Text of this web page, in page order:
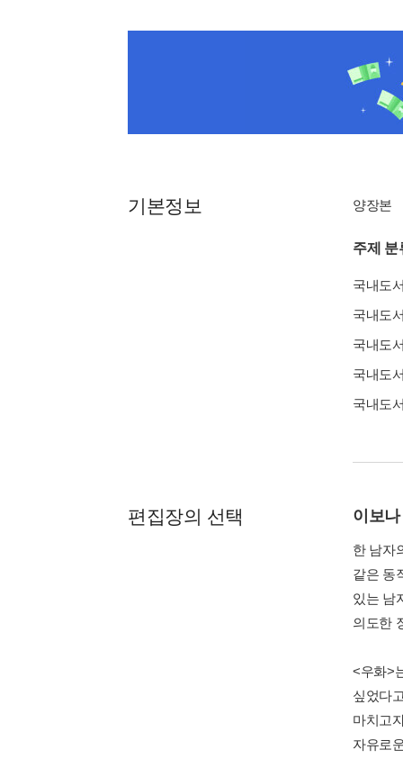
기본정보 양장본
주제 분
국내도
국내도
국내도
국내도
국내도
편집장의 선택 이보
한 남자
같은 동
있는 남
의도한
<우화>
싶었다
마치고
자유로